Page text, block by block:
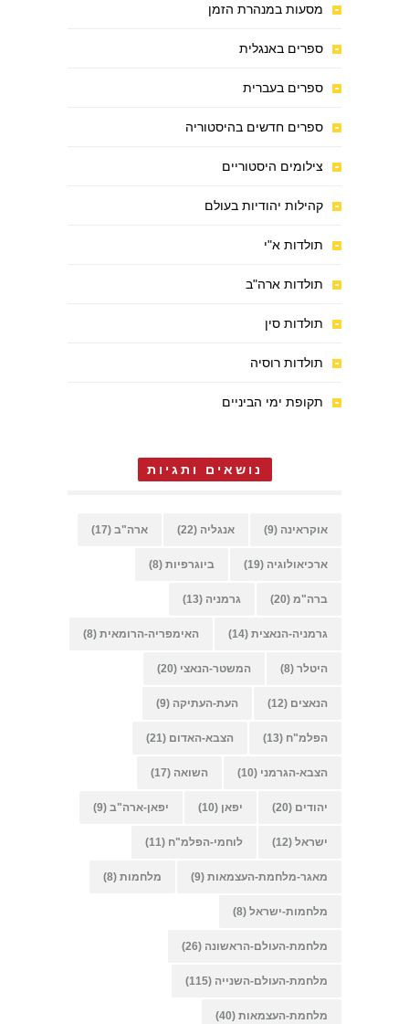
מסעות במנהרת הזמן
ספרים באנגלית
ספרים בעברית
ספרים חדשים בהיסטוריה
צילומים היסטוריים
קהילות יהודיות בעולם
תולדות א"י
תולדות ארה"ב
תולדות סין
תולדות רוסיה
תקופת ימי הביניים
נושאים ותגיות
אוקראינה (9) אנגליה (22) ארה"ב (17)
ארכיאולוגיה (19) ביוגרפיות (8)
ברה"מ (20) גרמניה (13)
גרמניה-הנאצית (14) האימפריה-הרומאית (8)
היטלר (8) המשטר-הנאצי (20)
הנאצים (12) העת-העתיקה (9)
הפלמ"ח (13) הצבא-האדום (21)
הצבא-הגרמני (10) השואה (17)
יהודים (20) יפאן (10) יפאן-ארה"ב (9)
ישראל (12) לוחמי-הפלמ"ח (11)
מאגר-מלחמת-העצמאות (9) מלחמות (8)
מלחמות-ישראל (8)
מלחמת-העולם-הראשונה (26)
מלחמת-העולם-השנייה (115)
מלחמת-העצמאות (40)